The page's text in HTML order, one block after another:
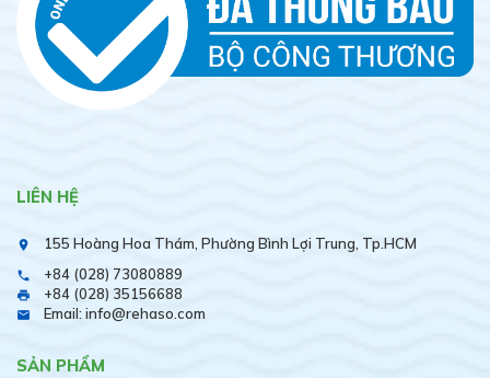
LIÊN HỆ
place 155 Hoàng Hoa Thám, Phường Bình Lợi Trung, Tp.HCM
phone +84 (028) 73080889
print +84 (028) 35156688
email Email: info@rehaso.com
SẢN PHẨM